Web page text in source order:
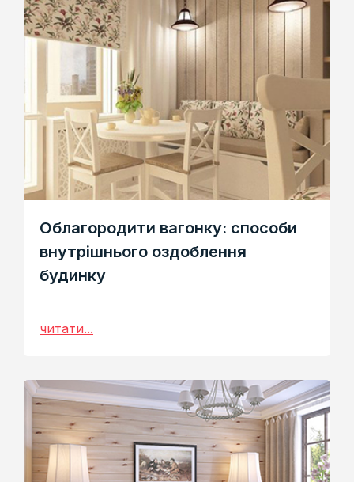
Облагородити вагонку: способи
внутрішнього оздоблення
будинку
читати...